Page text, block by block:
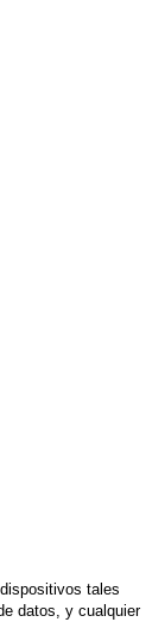
tales
datos, y cualquier